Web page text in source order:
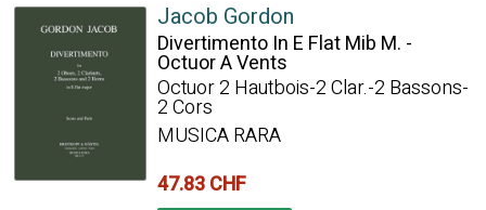
Jacob Gordon
Divertimento In E Flat Mib M. -
Octuor A Vents
Octuor 2 Hautbois-2 Clar.-2 Bassons-
2 Cors
MUSICA RARA
47.83 CHF